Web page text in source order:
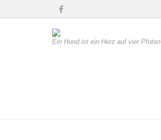
Ein Hund ist ein Herz auf vier Pfoten